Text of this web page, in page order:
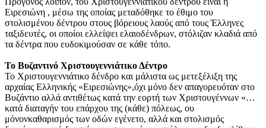
Ειρεσιώνη , μέσω της οποίας μεταδόθηκε το έθιμο του
στολισμένου δέντρου στους βόρειους λαούς από τους Έλληνες
ταξιδευτές, οι οποίοι ελλείψει ελαιοδένδρων, στόλιζαν κλαδιά από
τα δέντρα που ευδοκιμούσαν σε κάθε τόπο.
Το Βυζαντινό Χριστουγεννιάτικο Δέντρο
To Χριστουγεννιάτικο δένδρο και μάλιστα ως μετεξέλιξη της
αρχαίας Ελληνικής «Ειρεσιώνης»,όχι μόνο δεν απαγορευόταν στο
Βυζάντιο αλλά αντιθέτως κατά την εορτή των Χριστουγέννων «…
κατά διαταγήν του επάρχου της (κάθε) πόλεως, ου
μόνονκαθαρισμός των οδών εγένετο, αλλά και στολισμός